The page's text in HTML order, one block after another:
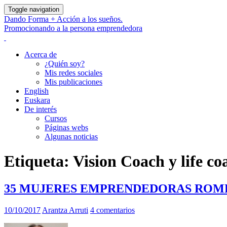
Toggle navigation
Dando Forma + Acción a los sueños.
Promocionando a la persona emprendedora
Acerca de
¿Quién soy?
Mis redes sociales
Mis publicaciones
English
Euskara
De interés
Cursos
Páginas webs
Algunas noticias
Etiqueta: Vision Coach y life
35 MUJERES EMPRENDEDORAS
10/10/2017 Arantza Arruti 4 comentarios